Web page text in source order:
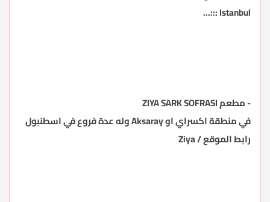
Istanbul :::...
- مطعم ZIYA SARK SOFRASI
في منطقة اكسراي او Aksaray وله عدة فروع في اسطنبول
رابط الموقع /Ziya